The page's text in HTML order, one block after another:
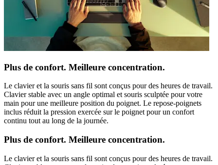
Plus de confort. Meilleure concentration.
Le clavier et la souris sans fil sont conçus pour des heures de travail.
Clavier stable avec un angle optimal et souris sculptée pour votre
main pour une meilleure position du poignet. Le repose-poignets
inclus réduit la pression exercée sur le poignet pour un confort
continu tout au long de la journée.
Plus de confort. Meilleure concentration.
Le clavier et la souris sans fil sont conçus pour des heures de travail.